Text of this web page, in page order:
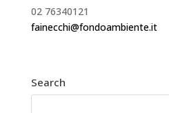
02 76340121
fainecchi@fondoambiente.it
Search